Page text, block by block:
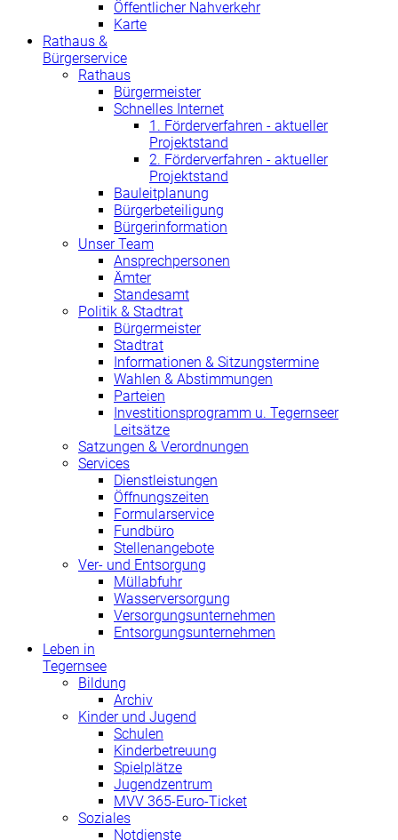
Öffentlicher Nahverkehr
Karte
Rathaus &
Bürgerservice
Rathaus
Bürgermeister
Schnelles Internet
1. Förderverfahren - aktueller
Projektstand
2. Förderverfahren - aktueller
Projektstand
Bauleitplanung
Bürgerbeteiligung
Bürgerinformation
Unser Team
Ansprechpersonen
Ämter
Standesamt
Politik & Stadtrat
Bürgermeister
Stadtrat
Informationen & Sitzungstermine
Wahlen & Abstimmungen
Parteien
Investitionsprogramm u. Tegernseer
Leitsätze
Satzungen & Verordnungen
Services
Dienstleistungen
Öffnungszeiten
Formularservice
Fundbüro
Stellenangebote
Ver- und Entsorgung
Müllabfuhr
Wasserversorgung
Versorgungsunternehmen
Entsorgungsunternehmen
Leben in
Tegernsee
Bildung
Archiv
Kinder und Jugend
Schulen
Kinderbetreuung
Spielplätze
Jugendzentrum
MVV 365-Euro-Ticket
Soziales
Notdienste